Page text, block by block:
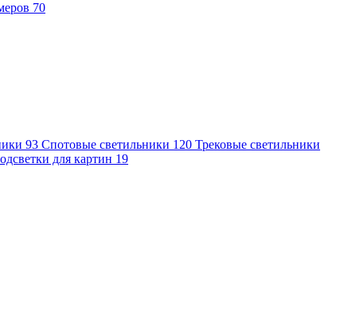
70
93 Спотовые светильники 120 Трековые светильники
для картин 19